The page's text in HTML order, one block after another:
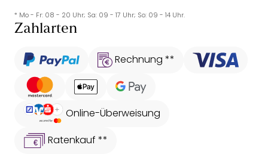
* Mo - Fr: 08 - 20 Uhr; Sa: 09 - 17 Uhr; So: 09 - 14 Uhr.
Zahlarten
Rechnung **
Online-Überweisung
Ratenkauf **